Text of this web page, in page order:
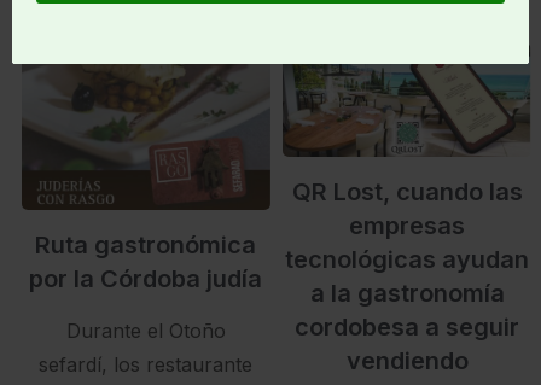
Ruta gastronómica
por la Córdoba judía
Durante el Otoño
sefardí, los restaurante
QR Lost, cuando las
empresas
tecnológicas ayudan
a la gastronomía
cordobesa a seguir
vendiendo